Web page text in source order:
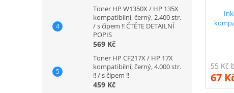
Toner HP W1350X / HP 135X
kompatibilní, černý, 2.400 str.
/ s čipem !! ČTĚTE DETAILNÍ
POPIS
569 Kč
Toner HP CF217X / HP 17X
kompatibilní, černý, 4.000 str.
!! / s čipem !!
459 Kč 67